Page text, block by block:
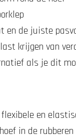
en de juiste
krijgen van
als je dit
en
in de